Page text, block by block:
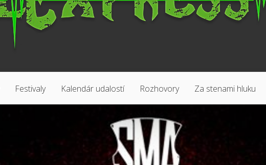
Festivaly Kalendár udalostí Rozhovory Za stenami hluku